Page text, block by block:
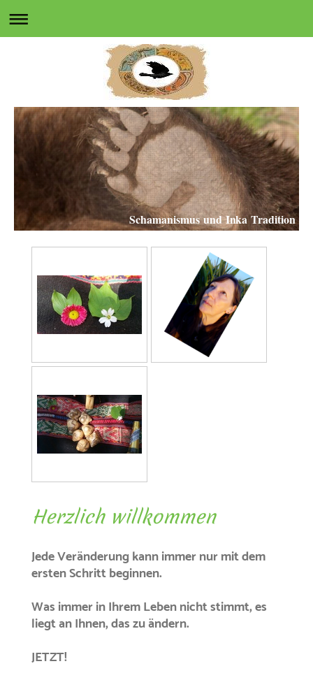
Schamanismus und Inka Tradition
Herzlich willkommen
Jede Veränderung kann immer nur mit dem
ersten Schritt beginnen.
Was immer in Ihrem Leben nicht stimmt, es
liegt an Ihnen, das zu ändern.
JETZT!